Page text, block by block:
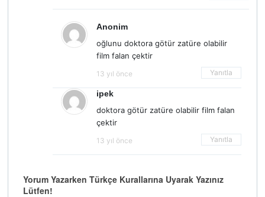
Anonim
oğlunu doktora götür zatüre olabilir
film falan çektir
13 yıl önce Yanıtla
ipek
doktora götür zatüre olabilir film falan
çektir
13 yıl önce Yanıtla
Yorum Yazarken Türkçe Kurallarına Uyarak Yazınız
Lütfen!